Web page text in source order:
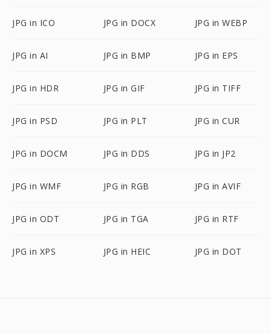
JPG in ICO JPG in DOCX JPG in WEBP
JPG in AI JPG in BMP JPG in EPS
JPG in HDR JPG in GIF JPG in TIFF
JPG in PSD JPG in PLT JPG in CUR
JPG in DOCM JPG in DDS JPG in JP2
JPG in WMF JPG in RGB JPG in AVIF
JPG in ODT JPG in TGA JPG in RTF
JPG in XPS JPG in HEIC JPG in DOT